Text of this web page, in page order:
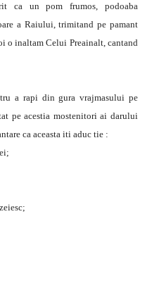
ca un pom frumos, podoaba
a Raiului, trimitand pe pamant
o inaltam Celui Preainalt, cantand
a rapi din gura vrajmasului pe
pe acestia mostenitori ai darului
ca aceasta iti aduc tie :